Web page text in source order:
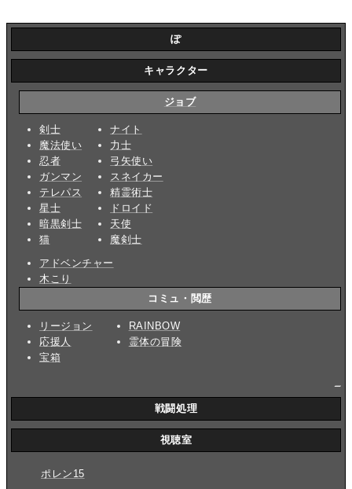
ぽ
キャラクター
ジョブ
剣士
魔法使い
忍者
ガンマン
テレパス
星士
暗黒剣士
猫
ナイト
力士
弓矢使い
スネイカー
精霊術士
ドロイド
天使
魔剣士
アドベンチャー
木こり
コミュ・閲歴
リージョン
応援人
宝箱
RAINBOW
霊体の冒険
戦闘処理
視聴室
ポレン15